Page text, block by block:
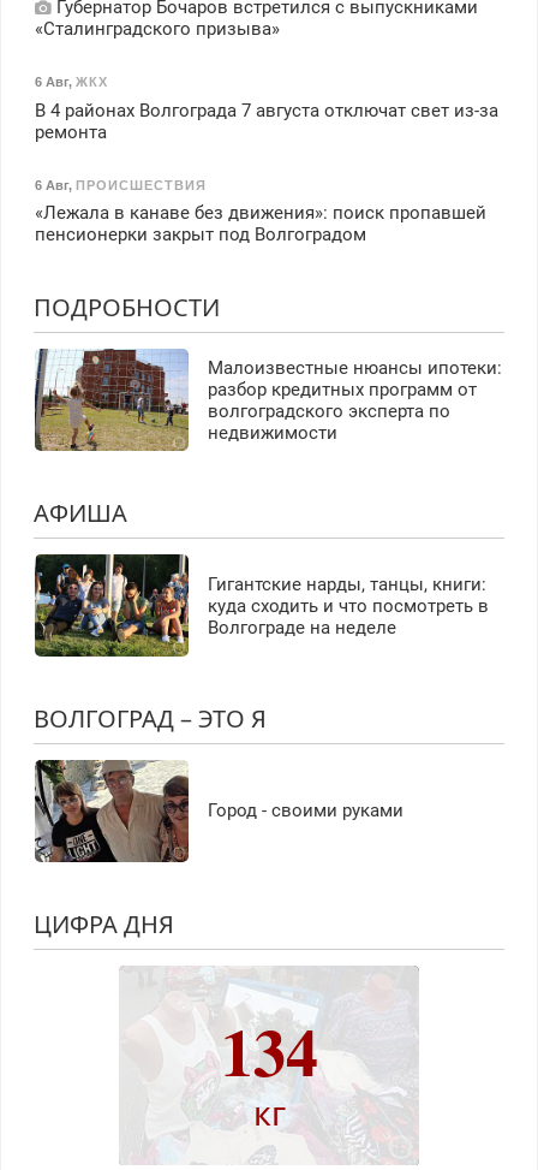
Губернатор Бочаров встретился с выпускниками
«Сталинградского призыва»
6 Авг, ЖКХ
В 4 районах Волгограда 7 августа отключат свет из-за
ремонта
6 Авг, ПРОИСШЕСТВИЯ
«Лежала в канаве без движения»: поиск пропавшей
пенсионерки закрыт под Волгоградом
ПОДРОБНОСТИ
Малоизвестные нюансы ипотеки:
разбор кредитных программ от
волгоградского эксперта по
недвижимости
АФИША
Гигантские нарды, танцы, книги:
куда сходить и что посмотреть в
Волгограде на неделе
ВОЛГОГРАД – ЭТО Я
Город - своими руками
ЦИФРА ДНЯ
134
кг